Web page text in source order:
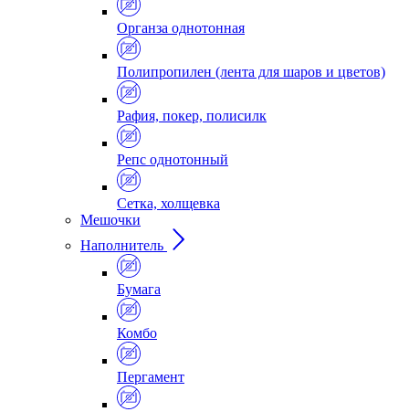
Органза однотонная
Полипропилен (лента для шаров и цветов)
Рафия, покер, полисилк
Репс однотонный
Сетка, холщевка
Мешочки
Наполнитель
Бумага
Комбо
Пергамент